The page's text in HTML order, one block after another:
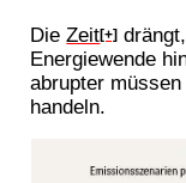
DieZeit[+]
Energiewende
abrupter
handeln.